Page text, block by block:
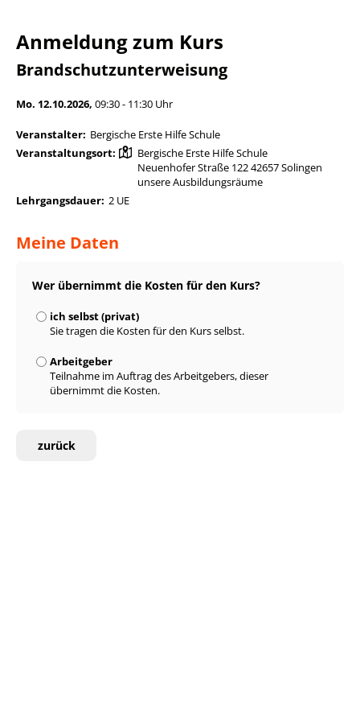
Anmeldung zum Kurs
Brandschutzunterweisung
Mo. 12.10.2026, 09:30 - 11:30 Uhr
Veranstalter: Bergische Erste Hilfe Schule
Veranstaltungsort:
Bergische Erste Hilfe Schule
Neuenhofer Straße 122 42657 Solingen
unsere Ausbildungsräume
Lehrgangsdauer: 2 UE
Meine Daten
Wer übernimmt die Kosten für den Kurs?
ich selbst (privat)
Sie tragen die Kosten für den Kurs selbst.
Arbeitgeber
Teilnahme im Auftrag des Arbeitgebers, dieser
übernimmt die Kosten.
zurück